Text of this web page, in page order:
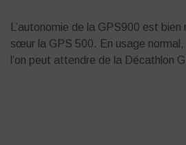
L’autonomie de la GPS900 est
sœur la GPS 500. En usage normal,
l’on peut attendre de la Décathlon